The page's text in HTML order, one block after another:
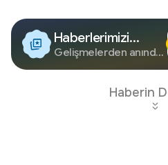
Haberlerimizi
Google'da Takip
Edin
Gelişmelerden anında
Haberin